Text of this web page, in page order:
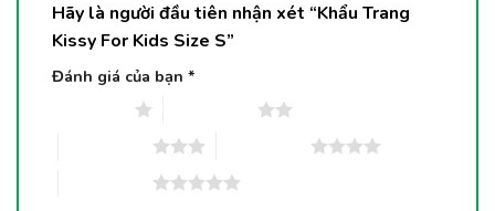
Hãy là người đầu tiên nhận xét “Khẩu Trang
Kissy For Kids Size S”
Đánh giá của bạn *